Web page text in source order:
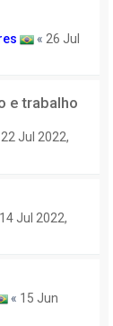
« 26 Jul
e trabalho
22 Jul 2022,
14 Jul 2022,
« 15 Jun